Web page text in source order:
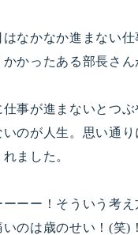
なかなか進まない
かったある部長さ
事が進まないとつ
いのが人生。思い通
ました。
ーー！そういう考
のは歳のせい！(笑)